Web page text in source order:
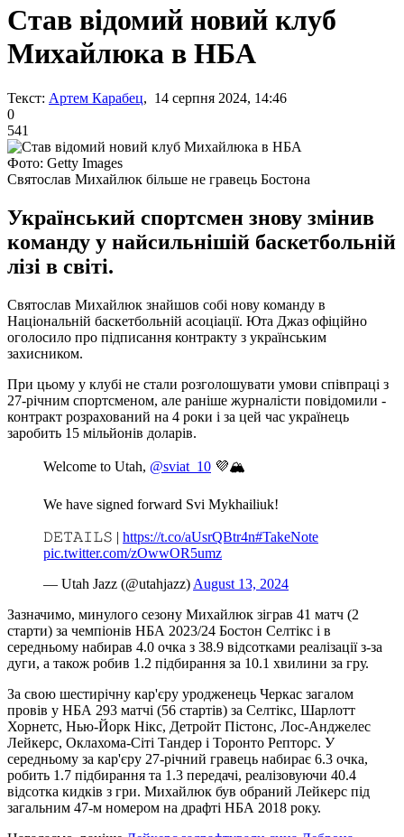
Став відомий новий клуб
Михайлюка в НБА
Текст: Артем Карабец, 14 серпня 2024, 14:46
0
541
Фото: Getty Images
Святослав Михайлюк більше не гравець Бостона
Український спортсмен знову змінив
команду у найсильнішій баскетбольній
лізі в світі.
Святослав Михайлюк знайшов собі нову команду в
Національній баскетбольній асоціації. Юта Джаз офіційно
оголосило про підписання контракту з українським
захисником.
При цьому у клубі не стали розголошувати умови співпраці з
27-річним спортсменом, але раніше журналісти повідомили -
контракт розрахований на 4 роки і за цей час українець
заробить 15 мільйонів доларів.
Welcome to Utah, @sviat_10 💜🏔️
We have signed forward Svi Mykhailiuk!
𝙳𝙴𝚃𝙰𝙸𝙻𝚂 | https://t.co/aUsrQBtr4n#TakeNote
pic.twitter.com/zOwwOR5umz
— Utah Jazz (@utahjazz) August 13, 2024
Зазначимо, минулого сезону Михайлюк зіграв 41 матч (2
старти) за чемпіонів НБА 2023/24 Бостон Селтікс і в
середньому набирав 4.0 очка з 38.9 відсотками реалізації з-за
дуги, а також робив 1.2 підбирання за 10.1 хвилини за гру.
За свою шестирічну кар'єру уродженець Черкас загалом
провів у НБА 293 матчі (56 стартів) за Селтікс, Шарлотт
Хорнетс, Нью-Йорк Нікс, Детройт Пістонс, Лос-Анджелес
Лейкерс, Оклахома-Сіті Тандер і Торонто Репторс. У
середньому за кар'єру 27-річний гравець набирає 6.3 очка,
робить 1.7 підбирання та 1.3 передачі, реалізовуючи 40.4
відсотка кидків з гри. Михайлюк був обраний Лейкерс під
загальним 47-м номером на драфті НБА 2018 року.